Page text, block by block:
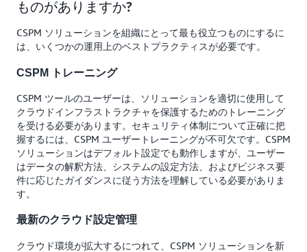
ものがありますか?
CSPM ソリューションを組織にとって最も役立つものにするに
は、いくつかの運用上のベストプラクティスが必要です。
CSPM トレーニング
CSPM ツールのユーザーは、ソリューションを適切に使用して
クラウドインフラストラクチャを保護するためのトレーニング
を受ける必要があります。セキュリティ体制について正確に把
握するには、CSPM ユーザートレーニングが不可欠です。CSPM
ソリューションはデフォルト設定でも動作しますが、ユーザー
はデータの解釈方法、システムの設定方法、およびビジネス要
件に応じたガイダンスに従う方法を理解している必要がありま
す。
最新のクラウド設定管理
クラウド環境が拡大するにつれて、CSPM ソリューションを新